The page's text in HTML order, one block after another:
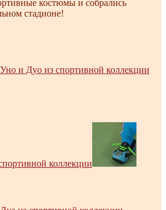
костюмы и собрались
стадионе!